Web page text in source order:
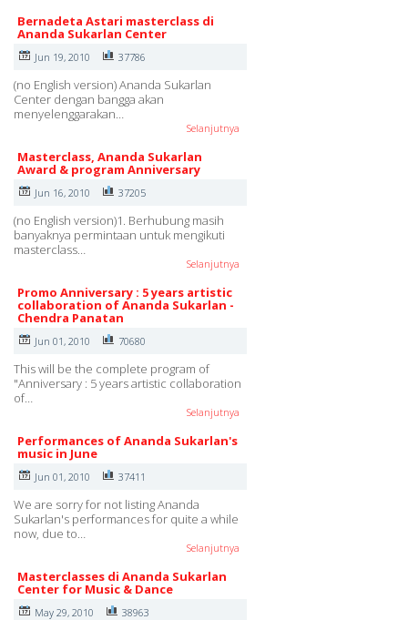
Bernadeta Astari masterclass di
Ananda Sukarlan Center
Jun 19, 2010 37786
(no English version) Ananda Sukarlan
Center dengan bangga akan
menyelenggarakan…
Selanjutnya
Masterclass, Ananda Sukarlan
Award & program Anniversary
Jun 16, 2010 37205
(no English version)1. Berhubung masih
banyaknya permintaan untuk mengikuti
masterclass…
Selanjutnya
Promo Anniversary : 5 years artistic
collaboration of Ananda Sukarlan -
Chendra Panatan
Jun 01, 2010 70680
This will be the complete program of
"Anniversary : 5 years artistic collaboration
of…
Selanjutnya
Performances of Ananda Sukarlan's
music in June
Jun 01, 2010 37411
We are sorry for not listing Ananda
Sukarlan's performances for quite a while
now, due to…
Selanjutnya
Masterclasses di Ananda Sukarlan
Center for Music & Dance
May 29, 2010 38963